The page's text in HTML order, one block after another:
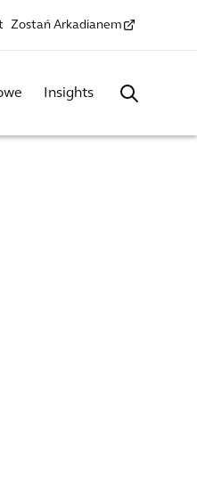
Zostań Arkadianem
Insights